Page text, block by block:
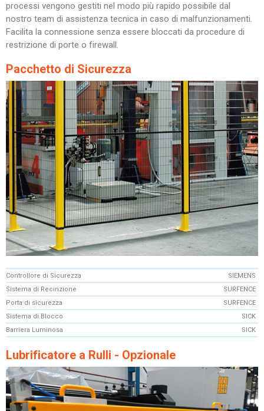
processi vengono gestiti nel modo più rapido possibile dal
nostro team di assistenza tecnica in caso di malfunzionamenti.
Facilita la connessione senza essere bloccati da procedure di
restrizione di porte o firewall.
Pacchetto di Sicurezza
Controllore di Sicurezza
SIEMENS
Sistema di Recinzione
SURFENCE
Porta di sicurezza
SURFENCE
Sistema di Blocco
SICK
Barriera Luminosa
SICK
Lubrificatore a Rulli - Opzionale